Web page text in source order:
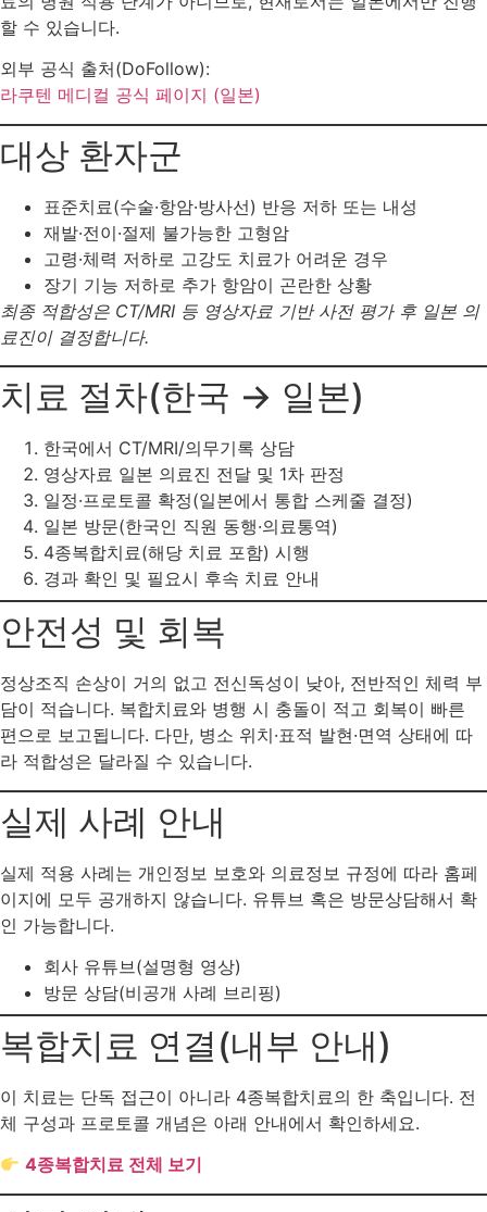
할 수 있습니다.
외부 공식 출처(DoFollow):
라쿠텐 메디컬 공식 페이지 (일본)
대상 환자군
표준치료(수술·항암·방사선) 반응 저하 또는 내성
재발·전이·절제 불가능한 고형암
고령·체력 저하로 고강도 치료가 어려운 경우
장기 기능 저하로 추가 항암이 곤란한 상황
최종 적합성은 CT/MRI 등 영상자료 기반 사전 평가 후 일본 의
료진이 결정합니다.
치료 절차(한국 → 일본)
한국에서 CT/MRI/의무기록 상담
영상자료 일본 의료진 전달 및 1차 판정
일정·프로토콜 확정(일본에서 통합 스케줄 결정)
일본 방문(한국인 직원 동행·의료통역)
4종복합치료(해당 치료 포함) 시행
경과 확인 및 필요시 후속 치료 안내
안전성 및 회복
정상조직 손상이 거의 없고 전신독성이 낮아, 전반적인 체력 부
담이 적습니다. 복합치료와 병행 시 충돌이 적고 회복이 빠른
편으로 보고됩니다. 다만, 병소 위치·표적 발현·면역 상태에 따
라 적합성은 달라질 수 있습니다.
실제 사례 안내
실제 적용 사례는 개인정보 보호와 의료정보 규정에 따라 홈페
이지에 모두 공개하지 않습니다. 유튜브 혹은 방문상담해서 확
인 가능합니다.
회사 유튜브(설명형 영상)
방문 상담(비공개 사례 브리핑)
복합치료 연결(내부 안내)
이 치료는 단독 접근이 아니라 4종복합치료의 한 축입니다. 전
체 구성과 프로토콜 개념은 아래 안내에서 확인하세요.
4종복합치료 전체 보기